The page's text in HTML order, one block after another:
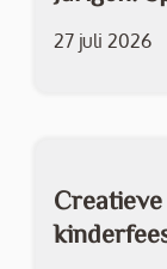
27 juli 2026